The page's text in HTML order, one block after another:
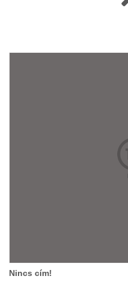
Nincs cím!